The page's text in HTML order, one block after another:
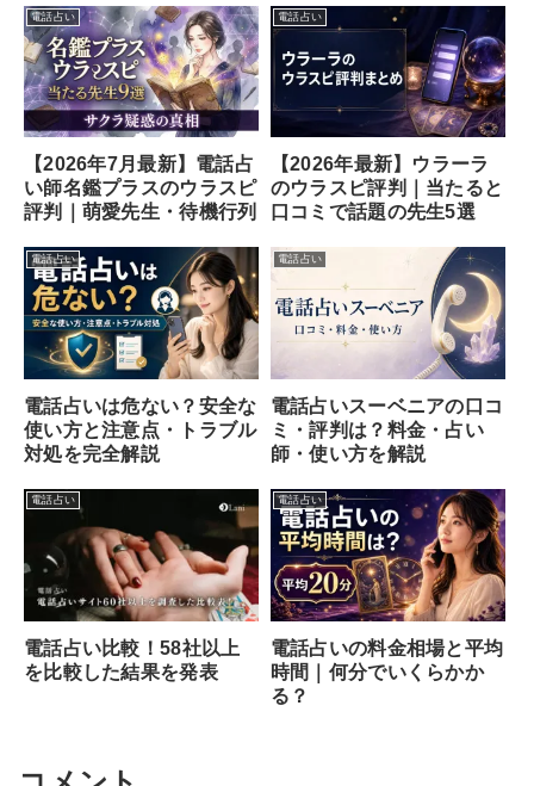
電話占い
【2026年7月最新】電話占
い師名鑑プラスのウラスピ
評判｜萌愛先生・待機行列
電話占い
【2026年最新】ウラーラ
のウラスピ評判｜当たると
口コミで話題の先生5選
電話占い
電話占いは危ない？安全な
使い方と注意点・トラブル
対処を完全解説
電話占い
電話占いスーベニアの口コ
ミ・評判は？料金・占い
師・使い方を解説
電話占い
電話占い比較！58社以上
を比較した結果を発表
電話占い
電話占いの料金相場と平均
時間｜何分でいくらかか
る？